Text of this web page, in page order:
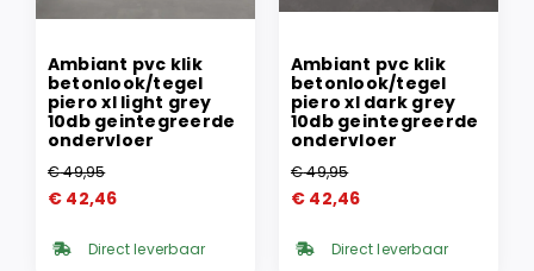
Ambiant pvc klik
betonlook/tegel
piero xl light grey
10db geintegreerde
ondervloer
€49,95
Oorspronkelijke
was:
€ 42,46
Huidige
is: Direct leverbaar
Ambiant pvc klik
betonlook/tegel
piero xl dark grey
10db geintegreerde
ondervloer
€49,95
Oorspronkelijke
was:
€ 42,46
Huidige
is: Direct leverbaar